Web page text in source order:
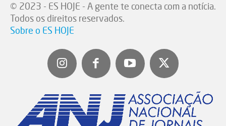
© 2023 - ES HOJE - A gente te conecta com a notícia.
Todos os direitos reservados.
Sobre o ES HOJE